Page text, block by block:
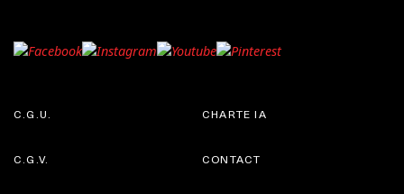
C.G.U.
C.G.V.
CHARTE IA
CONTACT